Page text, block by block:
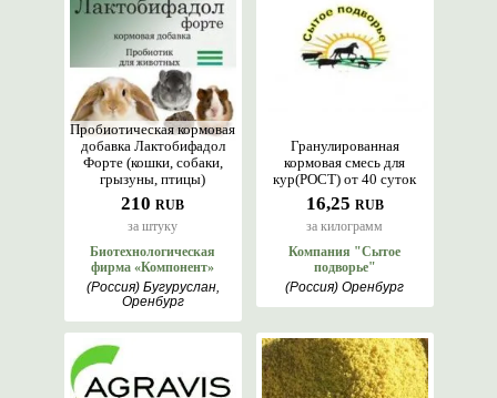
210 RUB
за штуку
Пробиотическая кормовая
добавка Лактобифадол
Форте (кошки, собаки,
грызуны, птицы)
Биотехнологическая
фирма «Компонент»
(Россия) Бугуруслан,
Оренбург
16,25 RUB
за килограмм
Гранулированная
кормовая смесь для
кур(РОСТ) от 40 суток
Компания "Сытое
подворье"
(Россия) Оренбург